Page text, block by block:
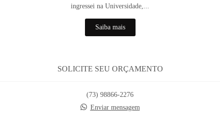
ingressei na Universidade,...
Saiba mais
SOLICITE SEU ORÇAMENTO
(73) 98866-2276
Enviar mensagem